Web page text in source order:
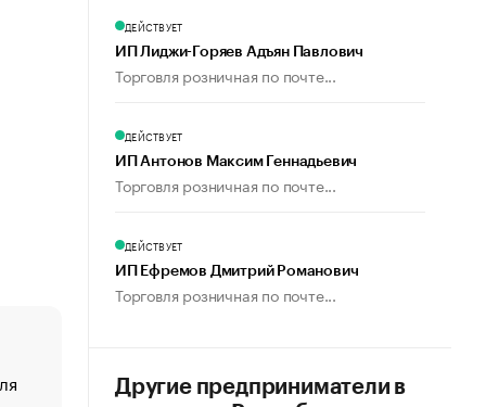
«От спорта тело стареет иначе». Как живет глава
ДЕЙСТВУЕТ
ИП Лиджи-Горяев Адъян Павлович
Торговля розничная по почте...
ДЕЙСТВУЕТ
ИП Антонов Максим Геннадьевич
Торговля розничная по почте...
ДЕЙСТВУЕТ
ИП Ефремов Дмитрий Романович
Торговля розничная по почте...
Другие предприниматели в